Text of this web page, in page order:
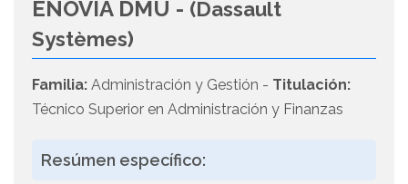
ENOVIA DMU - (Dassault
Systèmes)
Familia: Administración y Gestión - Titulación:
Técnico Superior en Administración y Finanzas
Resúmen específico: